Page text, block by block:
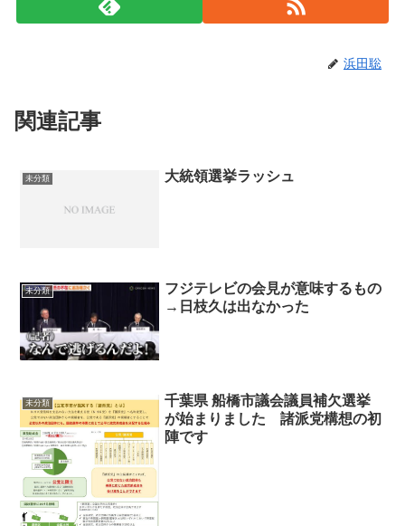
浜田聡
関連記事
未分類 大統領選挙ラッシュ
未分類
フジテレビの会見が意味するもの
→日枝久は出なかった
未分類
千葉県 船橋市議会議員補欠選挙
が始まりました 諸派党構想の初
陣です